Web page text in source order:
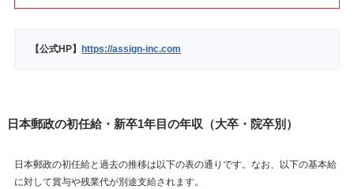
【公式HP】 https://assign-inc.com
日本郵政の初任給・新卒1年目の年収（大卒・院卒別）
日本郵政の初任給と過去の推移は以下の表の通りです。なお、以下の基本給
に対して賞与や残業代が別途支給されます。